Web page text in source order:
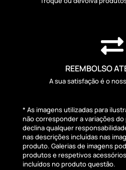

REEMBOLSO
A sua satisfação é o
* As imagens utilizadas para
não corresponder a variações
declina qualquer
nas descrições incluídas nas
produto. Galerias de imagens
produtos e respetivos
incluídos no produto questão.